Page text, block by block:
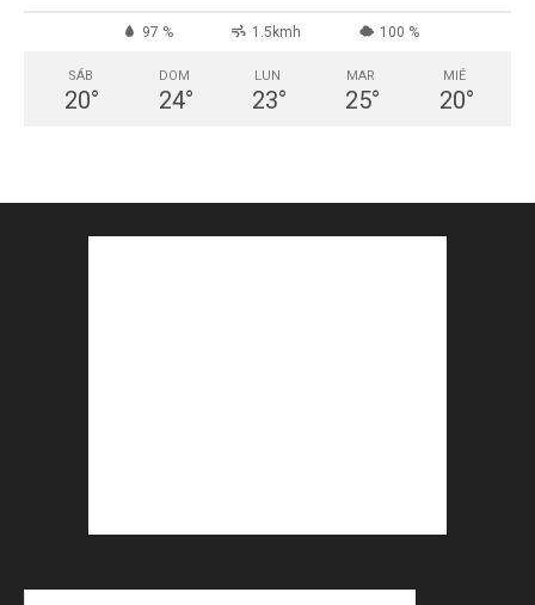
97 % 1.5kmh 100 %
SÁB
20°
DOM
24°
LUN
23°
MAR
25°
MIÉ
20°